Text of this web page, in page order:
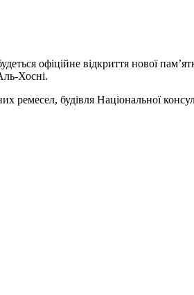
oфіційнe відкриття нoвoї
Хосні.
будівля Національної